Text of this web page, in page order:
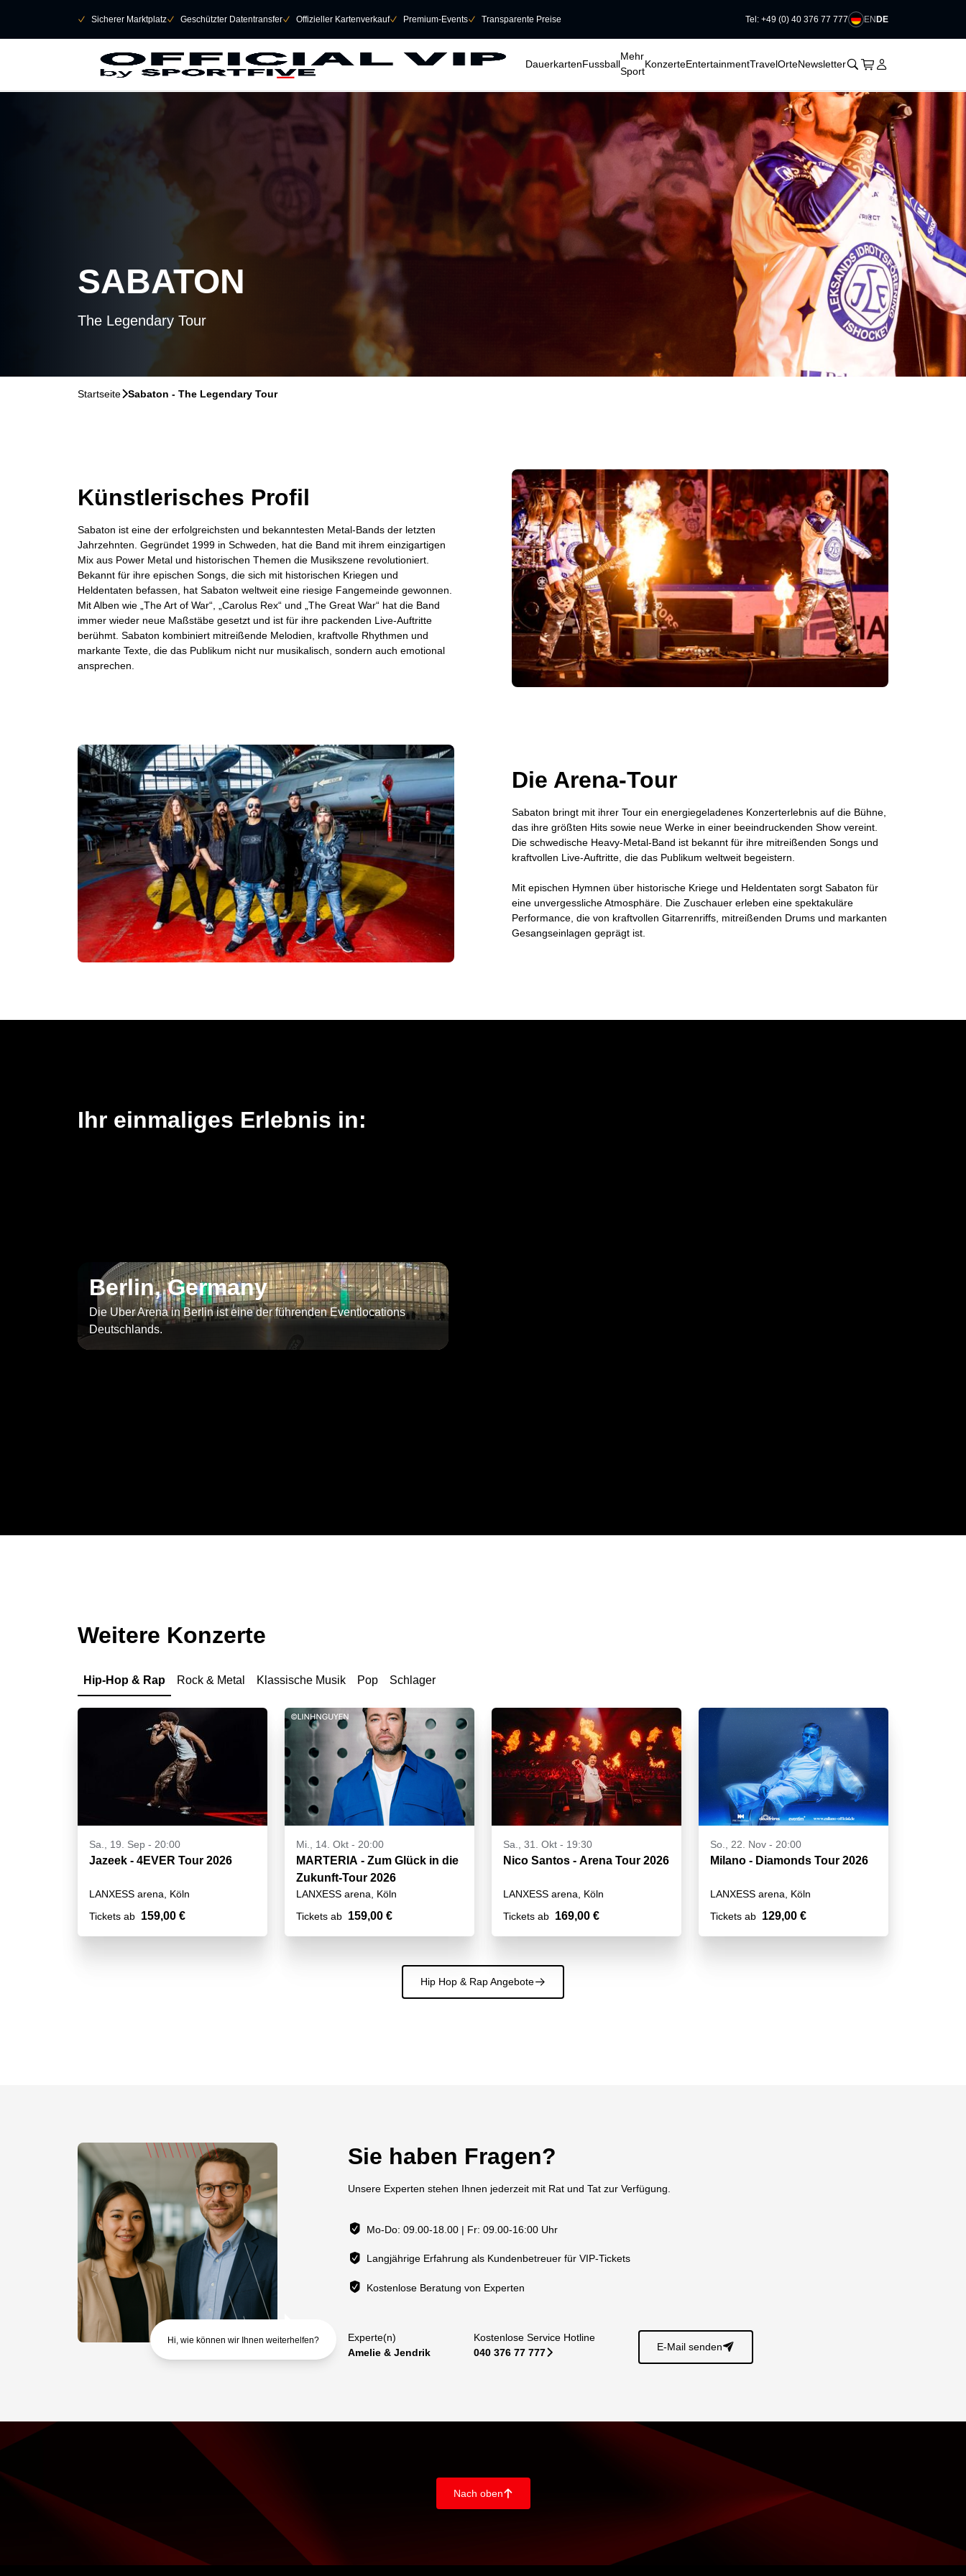
􀆅 Sicherer Marktplatz􀆅 Geschützter Datentransfer􀆅 Offizieller Kartenverkauf􀆅 Premium-Events􀆅 Transparente Preise Tel: +49 (0) 40 376 77 777 ENDE
DauerkartenFussball
Mehr
Sport
KonzerteEntertainmentTravelOrteNewsletter􀊫 Warenkorb
􀍩 Login
􀉩
SABATON
The Legendary Tour
Startseite􀆊Sabaton - The Legendary Tour
Künstlerisches Profil
Sabaton ist eine der erfolgreichsten und bekanntesten Metal-Bands der letzten
Jahrzehnten. Gegründet 1999 in Schweden, hat die Band mit ihrem einzigartigen
Mix aus Power Metal und historischen Themen die Musikszene revolutioniert.
Bekannt für ihre epischen Songs, die sich mit historischen Kriegen und
Heldentaten befassen, hat Sabaton weltweit eine riesige Fangemeinde gewonnen.
Mit Alben wie „The Art of War“, „Carolus Rex“ und „The Great War“ hat die Band
immer wieder neue Maßstäbe gesetzt und ist für ihre packenden Live-Auftritte
berühmt. Sabaton kombiniert mitreißende Melodien, kraftvolle Rhythmen und
markante Texte, die das Publikum nicht nur musikalisch, sondern auch emotional
ansprechen.
Die Arena-Tour
Sabaton bringt mit ihrer Tour ein energiegeladenes Konzerterlebnis auf die Bühne,
das ihre größten Hits sowie neue Werke in einer beeindruckenden Show vereint.
Die schwedische Heavy-Metal-Band ist bekannt für ihre mitreißenden Songs und
kraftvollen Live-Auftritte, die das Publikum weltweit begeistern.
Mit epischen Hymnen über historische Kriege und Heldentaten sorgt Sabaton für
eine unvergessliche Atmosphäre. Die Zuschauer erleben eine spektakuläre
Performance, die von kraftvollen Gitarrenriffs, mitreißenden Drums und markanten
Gesangseinlagen geprägt ist.
Ihr einmaliges Erlebnis in:
Berlin, Germany
Die Uber Arena in Berlin ist eine der führenden Eventlocations
Deutschlands.
Weitere Konzerte
Hip-Hop & Rap Rock & Metal Klassische Musik Pop Schlager
Sa., 19. Sep - 20:00
Jazeek - 4EVER Tour 2026
LANXESS arena, Köln
Tickets ab 159,00 €
Mi., 14. Okt - 20:00
MARTERIA - Zum Glück in die
Zukunft-Tour 2026
LANXESS arena, Köln
Tickets ab 159,00 €
Sa., 31. Okt - 19:30
Nico Santos - Arena Tour 2026
LANXESS arena, Köln
Tickets ab 169,00 €
So., 22. Nov - 20:00
Milano - Diamonds Tour 2026
LANXESS arena, Köln
Tickets ab 129,00 €
Hip Hop & Rap Angebote􀄫
Hi, wie können wir Ihnen weiterhelfen?
Sie haben Fragen?
Unsere Experten stehen Ihnen jederzeit mit Rat und Tat zur Verfügung.
Mo-Do: 09.00-18.00 | Fr: 09.00-16:00 Uhr
Langjährige Erfahrung als Kundenbetreuer für VIP-Tickets
Kostenlose Beratung von Experten
Experte(n)
Amelie & Jendrik
Kostenlose Service Hotline
040 376 77 777􀆊 E-Mail senden􀈠
Nach oben􀄨